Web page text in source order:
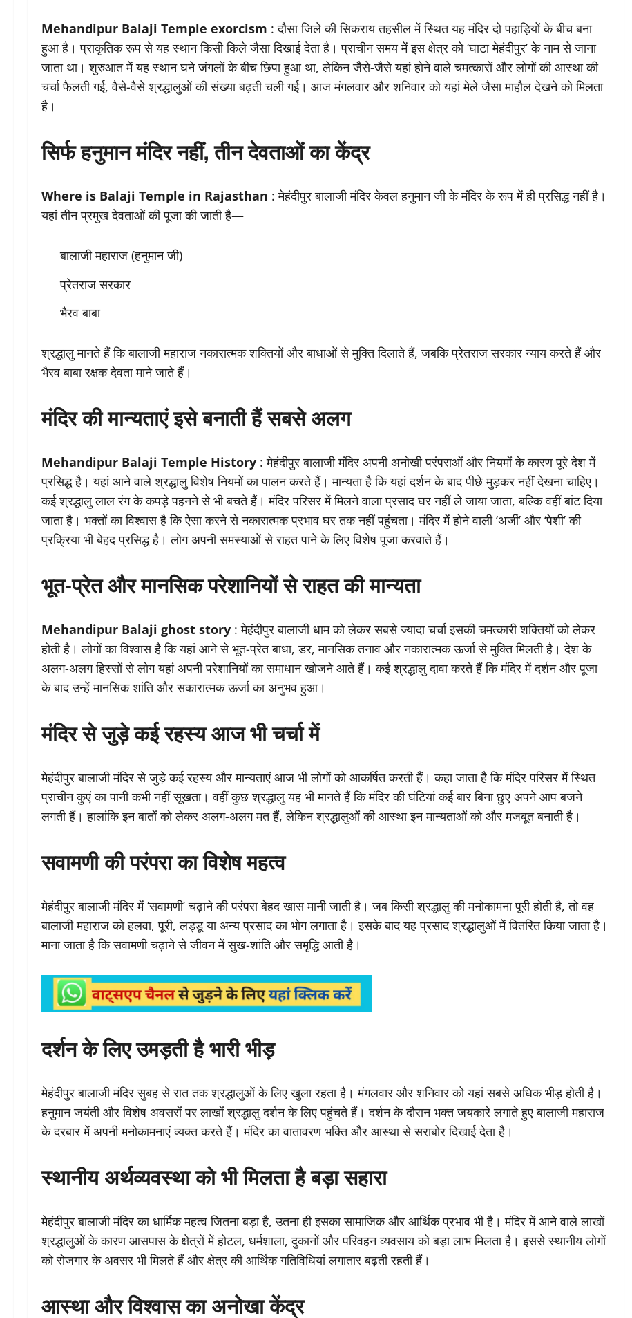
Mehandipur Balaji Temple exorcism : दौसा जिले की सिकराय तहसील में स्थित यह मंदिर दो पहाड़ियों के बीच बना
हुआ है। प्राकृतिक रूप से यह स्थान किसी किले जैसा दिखाई देता है। प्राचीन समय में इस क्षेत्र को ‘घाटा मेहंदीपुर’ के नाम से जाना
जाता था। शुरुआत में यह स्थान घने जंगलों के बीच छिपा हुआ था, लेकिन जैसे-जैसे यहां होने वाले चमत्कारों और लोगों की आस्था की
चर्चा फैलती गई, वैसे-वैसे श्रद्धालुओं की संख्या बढ़ती चली गई। आज मंगलवार और शनिवार को यहां मेले जैसा माहौल देखने को मिलता
है।
सिर्फ हनुमान मंदिर नहीं, तीन देवताओं का केंद्र
Where is Balaji Temple in Rajasthan : मेहंदीपुर बालाजी मंदिर केवल हनुमान जी के मंदिर के रूप में ही प्रसिद्ध नहीं है।
यहां तीन प्रमुख देवताओं की पूजा की जाती है—
बालाजी महाराज (हनुमान जी)
प्रेतराज सरकार
भैरव बाबा
श्रद्धालु मानते हैं कि बालाजी महाराज नकारात्मक शक्तियों और बाधाओं से मुक्ति दिलाते हैं, जबकि प्रेतराज सरकार न्याय करते हैं और
भैरव बाबा रक्षक देवता माने जाते हैं।
मंदिर की मान्यताएं इसे बनाती हैं सबसे अलग
Mehandipur Balaji Temple History : मेहंदीपुर बालाजी मंदिर अपनी अनोखी परंपराओं और नियमों के कारण पूरे देश में
प्रसिद्ध है। यहां आने वाले श्रद्धालु विशेष नियमों का पालन करते हैं। मान्यता है कि यहां दर्शन के बाद पीछे मुड़कर नहीं देखना चाहिए।
कई श्रद्धालु लाल रंग के कपड़े पहनने से भी बचते हैं। मंदिर परिसर में मिलने वाला प्रसाद घर नहीं ले जाया जाता, बल्कि वहीं बांट दिया
जाता है। भक्तों का विश्वास है कि ऐसा करने से नकारात्मक प्रभाव घर तक नहीं पहुंचता। मंदिर में होने वाली ‘अर्जी’ और ‘पेशी’ की
प्रक्रिया भी बेहद प्रसिद्ध है। लोग अपनी समस्याओं से राहत पाने के लिए विशेष पूजा करवाते हैं।
भूत-प्रेत और मानसिक परेशानियों से राहत की मान्यता
Mehandipur Balaji ghost story : मेहंदीपुर बालाजी धाम को लेकर सबसे ज्यादा चर्चा इसकी चमत्कारी शक्तियों को लेकर
होती है। लोगों का विश्वास है कि यहां आने से भूत-प्रेत बाधा, डर, मानसिक तनाव और नकारात्मक ऊर्जा से मुक्ति मिलती है। देश के
अलग-अलग हिस्सों से लोग यहां अपनी परेशानियों का समाधान खोजने आते हैं। कई श्रद्धालु दावा करते हैं कि मंदिर में दर्शन और पूजा
के बाद उन्हें मानसिक शांति और सकारात्मक ऊर्जा का अनुभव हुआ।
मंदिर से जुड़े कई रहस्य आज भी चर्चा में
मेहंदीपुर बालाजी मंदिर से जुड़े कई रहस्य और मान्यताएं आज भी लोगों को आकर्षित करती हैं। कहा जाता है कि मंदिर परिसर में स्थित
प्राचीन कुएं का पानी कभी नहीं सूखता। वहीं कुछ श्रद्धालु यह भी मानते हैं कि मंदिर की घंटियां कई बार बिना छुए अपने आप बजने
लगती हैं। हालांकि इन बातों को लेकर अलग-अलग मत हैं, लेकिन श्रद्धालुओं की आस्था इन मान्यताओं को और मजबूत बनाती है।
सवामणी की परंपरा का विशेष महत्व
मेहंदीपुर बालाजी मंदिर में ‘सवामणी’ चढ़ाने की परंपरा बेहद खास मानी जाती है। जब किसी श्रद्धालु की मनोकामना पूरी होती है, तो वह
बालाजी महाराज को हलवा, पूरी, लड्डू या अन्य प्रसाद का भोग लगाता है। इसके बाद यह प्रसाद श्रद्धालुओं में वितरित किया जाता है।
माना जाता है कि सवामणी चढ़ाने से जीवन में सुख-शांति और समृद्धि आती है।
दर्शन के लिए उमड़ती है भारी भीड़
मेहंदीपुर बालाजी मंदिर सुबह से रात तक श्रद्धालुओं के लिए खुला रहता है। मंगलवार और शनिवार को यहां सबसे अधिक भीड़ होती है।
हनुमान जयंती और विशेष अवसरों पर लाखों श्रद्धालु दर्शन के लिए पहुंचते हैं। दर्शन के दौरान भक्त जयकारे लगाते हुए बालाजी महाराज
के दरबार में अपनी मनोकामनाएं व्यक्त करते हैं। मंदिर का वातावरण भक्ति और आस्था से सराबोर दिखाई देता है।
स्थानीय अर्थव्यवस्था को भी मिलता है बड़ा सहारा
मेहंदीपुर बालाजी मंदिर का धार्मिक महत्व जितना बड़ा है, उतना ही इसका सामाजिक और आर्थिक प्रभाव भी है। मंदिर में आने वाले लाखों
श्रद्धालुओं के कारण आसपास के क्षेत्रों में होटल, धर्मशाला, दुकानों और परिवहन व्यवसाय को बड़ा लाभ मिलता है। इससे स्थानीय लोगों
को रोजगार के अवसर भी मिलते हैं और क्षेत्र की आर्थिक गतिविधियां लगातार बढ़ती रहती हैं।
आस्था और विश्वास का अनोखा केंद्र